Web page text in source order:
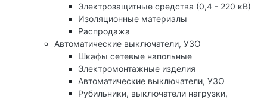
Электрозащитные средства (0,4 - 220 кВ)
Изоляционные материалы
Распродажа
Автоматические выключатели, УЗО
Шкафы сетевые напольные
Электромонтажные изделия
Автоматические выключатели, УЗО
Рубильники, выключатели нагрузки,